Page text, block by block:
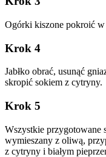
Ogórki kiszone pokroić w
Krok 4
Jabłko obrać, usunąć
skropić sokiem z cytryny.
Krok 5
Wszystkie przygotowane
wymieszany z oliwą,
z cytryny i białym